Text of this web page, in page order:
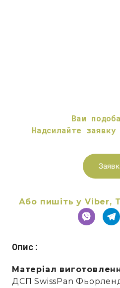
Вам
Надсилайте
Або пишіть у Viber,
Опис:
Матеріал
ДСП SwissPan